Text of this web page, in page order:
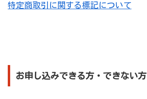
特定商取引に関する標記について
お申し込みできる方・できない方